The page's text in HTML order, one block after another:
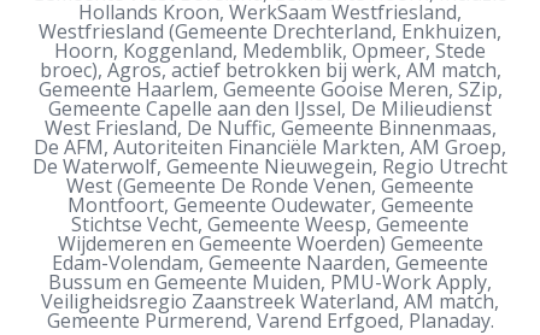
Hollands Kroon, WerkSaam Westfriesland,
Westfriesland (Gemeente Drechterland, Enkhuizen,
Hoorn, Koggenland, Medemblik, Opmeer, Stede
broec), Agros, actief betrokken bij werk, AM match,
Gemeente Haarlem, Gemeente Gooise Meren, SZip,
Gemeente Capelle aan den IJssel, De Milieudienst
West Friesland, De Nuffic, Gemeente Binnenmaas,
De AFM, Autoriteiten Financiële Markten, AM Groep,
De Waterwolf, Gemeente Nieuwegein, Regio Utrecht
West (Gemeente De Ronde Venen, Gemeente
Montfoort, Gemeente Oudewater, Gemeente
Stichtse Vecht, Gemeente Weesp, Gemeente
Wijdemeren en Gemeente Woerden) Gemeente
Edam-Volendam, Gemeente Naarden, Gemeente
Bussum en Gemeente Muiden, PMU-Work Apply,
Veiligheidsregio Zaanstreek Waterland, AM match,
Gemeente Purmerend, Varend Erfgoed, Planaday.